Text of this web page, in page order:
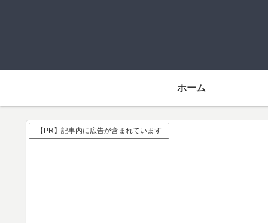
ホーム
【PR】記事内に広告が含まれています